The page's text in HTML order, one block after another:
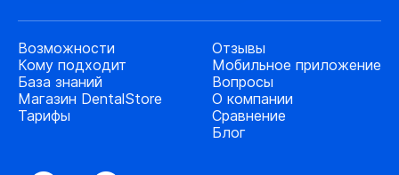
Возможности
Кому подходит
База знаний
Магазин DentalStore
Тарифы
Отзывы
Мобильное приложение
Вопросы
О компании
Сравнение
Блог